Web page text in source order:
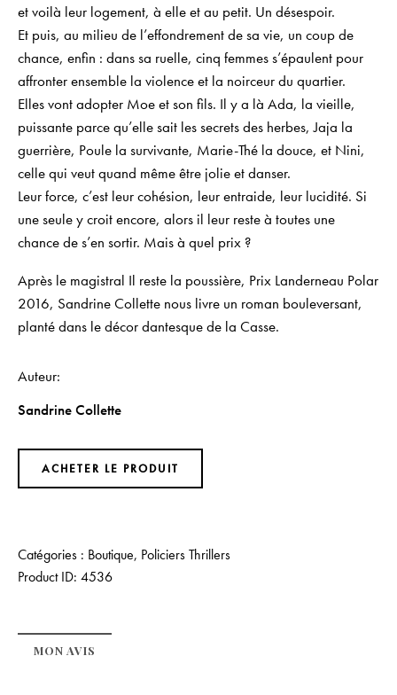
et voilà leur logement, à elle et au petit. Un désespoir.
Et puis, au milieu de l’effondrement de sa vie, un coup de
chance, enfin : dans sa ruelle, cinq femmes s’épaulent pour
affronter ensemble la violence et la noirceur du quartier.
Elles vont adopter Moe et son fils. Il y a là Ada, la vieille,
puissante parce qu’elle sait les secrets des herbes, Jaja la
guerrière, Poule la survivante, Marie-Thé la douce, et Nini,
celle qui veut quand même être jolie et danser.
Leur force, c’est leur cohésion, leur entraide, leur lucidité. Si
une seule y croit encore, alors il leur reste à toutes une
chance de s’en sortir. Mais à quel prix ?
Après le magistral Il reste la poussière, Prix Landerneau Polar
2016, Sandrine Collette nous livre un roman bouleversant,
planté dans le décor dantesque de la Casse.
Auteur
Sandrine Collette
ACHETER LE PRODUIT
Catégories : Boutique, Policiers Thrillers
Product ID: 4536
MON AVIS